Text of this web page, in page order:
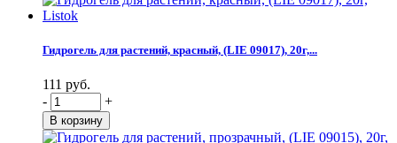
Гидрогель для растений, красный, (LIE 09017), 20г,...
111 руб.
-
+